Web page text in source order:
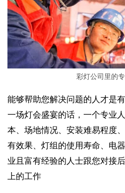
彩灯公司里的
能够帮助您解决问题的人才是
一场灯会盛宴的话，一个专业
本、场地情况、安装难易程度
有效果、灯组的使用寿命、电
业且富有经验的人士跟您对接
上的工作